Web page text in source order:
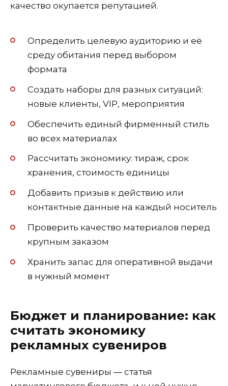
качество окупается репутацией.
Определить целевую аудиторию и её
среду обитания перед выбором
формата
Создать наборы для разных ситуаций:
новые клиенты, VIP, мероприятия
Обеспечить единый фирменный стиль
во всех материалах
Рассчитать экономику: тираж, срок
хранения, стоимость единицы
Добавить призыв к действию или
контактные данные на каждый носитель
Проверить качество материалов перед
крупным заказом
Хранить запас для оперативной выдачи
в нужный момент
Бюджет и планирование: как
считать экономику
рекламных сувениров
Рекламные сувениры — статья